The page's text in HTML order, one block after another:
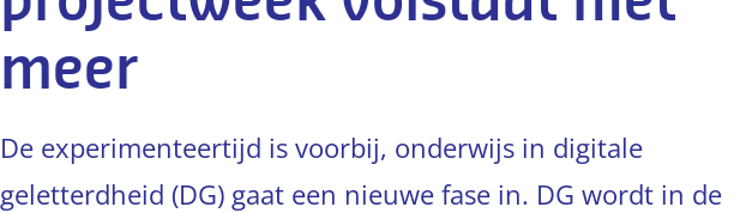
meer
De experimenteertijd is voorbij, onderwijs in digitale
geletterdheid (DG) gaat een nieuwe fase in. DG wordt in de